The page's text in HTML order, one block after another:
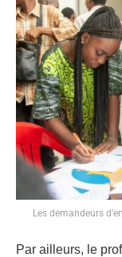
Les demandeurs
Par ailleurs, le